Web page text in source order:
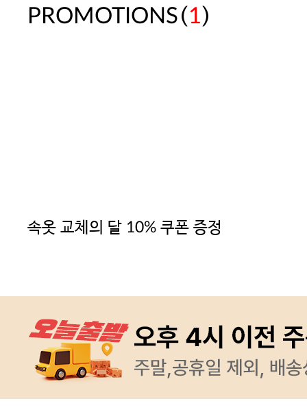
PROMOTIONS(1)
속옷 교체의 달 10% 쿠폰 증정